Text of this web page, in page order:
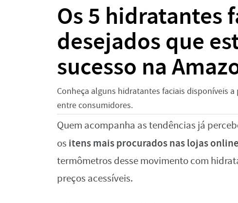
Os 5 hidratantes
desejados que
sucesso na
Conheça alguns hidratantes faciais disponíveis
entre consumidores.
Quem acompanha as tendências já
os itens mais procurados nas lojas online
termômetros desse movimento com
preços acessíveis.